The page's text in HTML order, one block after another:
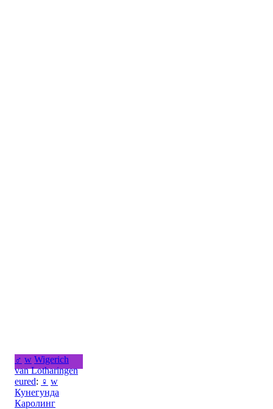
♂ w Wigerich
van Lotharingen
eured: ♀ w
Кунегунда
Каролинг